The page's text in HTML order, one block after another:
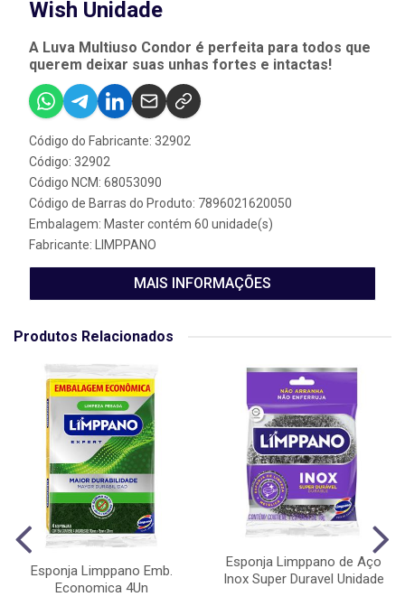
Wish Unidade
A Luva Multiuso Condor é perfeita para todos que
querem deixar suas unhas fortes e intactas!
Código do Fabricante: 32902
Código: 32902
Código NCM: 68053090
Código de Barras do Produto: 7896021620050
Embalagem: Master contém 60 unidade(s)
Fabricante:
LIMPPANO
MAIS INFORMAÇÕES
Produtos Relacionados
Esponja Limppano Emb.
Economica 4Un
Esponja Limppano de Aço
Inox Super Duravel Unidade